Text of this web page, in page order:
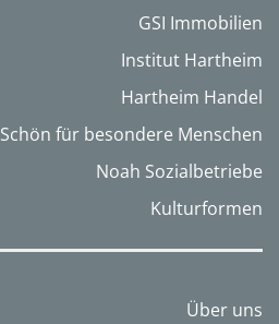
GSI Immobilien
Institut Hartheim
Hartheim Handel
Schön für besondere Menschen
Noah Sozialbetriebe
Kulturformen
Über uns